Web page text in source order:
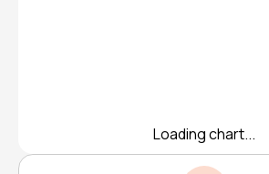
Loading chart...